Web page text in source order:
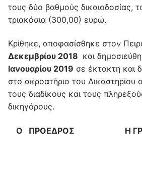
τους δύο βαθμούς δικαιοδοσίας,
τριακόσια (300,00) ευρώ.
Κρίθηκε, αποφασίσθηκε στον
Δεκεμβρίου 2018 και
Ιανουαρίου 2019 σε έκτακτη και
στο ακροατήριο του Δικαστηρίου
τους διαδίκους και τους
δικηγόρους.
Ο ΠΡΟΕΔΡΟΣ Η